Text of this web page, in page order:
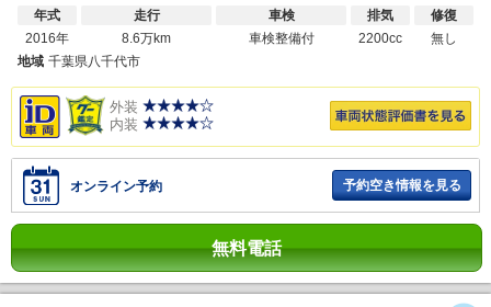
年式
2016年
走行
8.6万km
車検
車検整備付
排気
2200cc
修復
無し
地域 千葉県八千代市
外装
内装
オンライン予約 予約空き情報を見る
無料電話